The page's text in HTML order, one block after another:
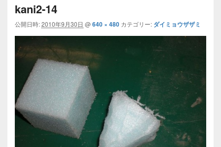
ビ
ゲ
シ
kani2-14
公開日時:2010年9月30日 @640 × 480 カテゴリー: ダイミョウザザミ